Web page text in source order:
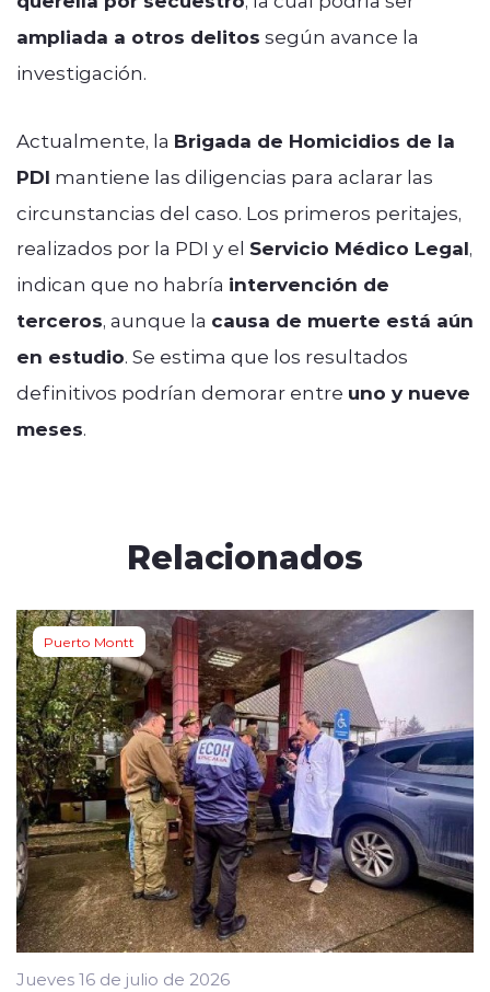
ampliada a otros delitos según avance la
investigación.
Actualmente, la Brigada de Homicidios de la
PDI mantiene las diligencias para aclarar las
circunstancias del caso. Los primeros peritajes,
realizados por la PDI y el Servicio Médico Legal,
indican que no habría intervención de
terceros, aunque la causa de muerte está aún
en estudio. Se estima que los resultados
definitivos podrían demorar entre uno y nueve
meses.
Relacionados
Puerto Montt
Jueves 16 de julio de 2026